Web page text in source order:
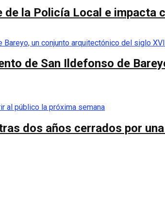
la Policía Local e impacta
de San Ildefonso de
dos años cerrados por